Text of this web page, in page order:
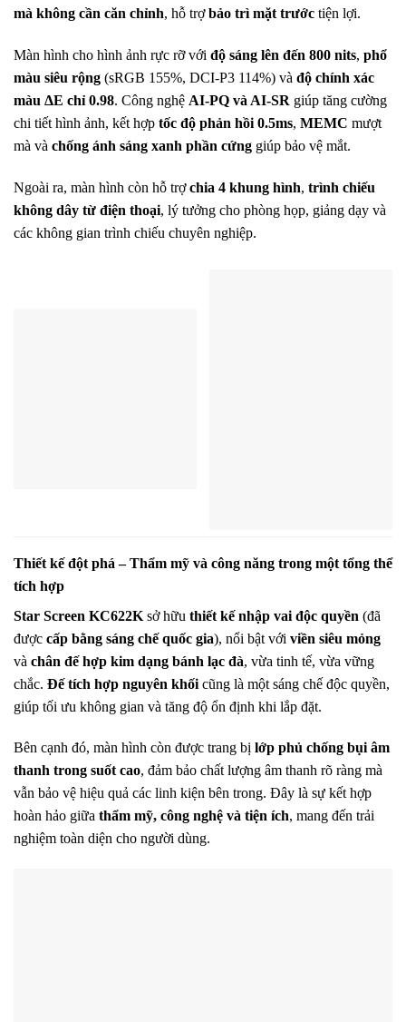
mà không cần căn chỉnh, hỗ trợbảo trì mặt trước tiện lợi.
Màn hình cho hình ảnh rực rỡ với độ sáng lên đến 800 nits, phổ
màu siêu rộng (sRGB 155%, DCI-P3 114%) và độ chính xác
màu ΔE chỉ 0.98. Công nghệ AI-PQ và AI-SR giúp tăng cường
chi tiết hình ảnh, kết hợp tốc độ phản hồi 0.5ms, MEMC mượt
mà và chống ánh sáng xanh phần cứng giúp bảo vệ mắt.
Ngoài ra, màn hình còn hỗ trợchia 4 khung hình, trình chiếu
không dây từ điện thoại, lý tưởng cho phòng họp, giảng dạy và
các không gian trình chiếu chuyên nghiệp.
Thiết kế đột phá – Thẩm mỹ và công năng trong một tổng thể
tích hợp
Star Screen KC622K sở hữu thiết kế nhập vai độc quyền (đã
được cấp bằng sáng chế quốc gia), nổi bật với viền siêu mỏng
và chân đế hợp kim dạng bánh lạc đà, vừa tinh tế, vừa vững
chắc. Đế tích hợp nguyên khối cũng là một sáng chế độc quyền,
giúp tối ưu không gian và tăng độ ổn định khi lắp đặt.
Bên cạnh đó, màn hình còn được trang bị lớp phủ chống bụi âm
thanh trong suốt cao, đảm bảo chất lượng âm thanh rõ ràng mà
vẫn bảo vệ hiệu quả các linh kiện bên trong. Đây là sự kết hợp
hoàn hảo giữa thẩm mỹ, công nghệ và tiện ích, mang đến trải
nghiệm toàn diện cho người dùng.